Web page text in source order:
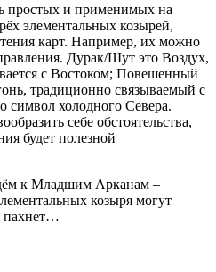
простых и применимых на
элементальных козырей,
карт. Например, их можно
Дурак/Шут это Воздух,
с Востоком; Повешенный
традиционно связываемый с
холодного Севера.
себе обстоятельства,
будет полезной
к Младшим Арканам –
козыря могут
пахнет…